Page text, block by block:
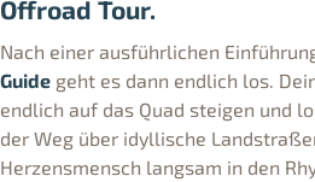
Offroad Tour.
Nach einer ausführlichen
Guide geht es dann endlich los.
endlich auf das Quad steigen und
der Weg über idyllische
Herzensmensch langsam in den